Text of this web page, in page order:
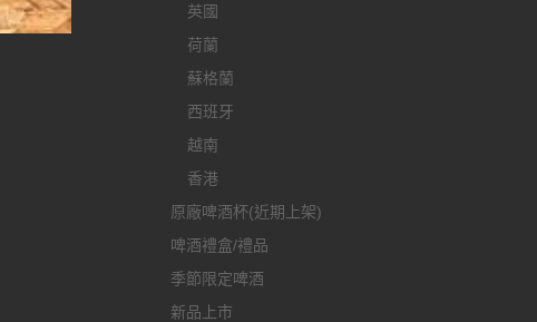
英國
荷蘭
蘇格蘭
西班牙
越南
香港
原廠啤酒杯(近期上架)
啤酒禮盒/禮品
季節限定啤酒
新品上市